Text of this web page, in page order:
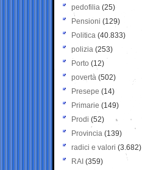
pedofilia (25)
Pensioni (129)
Politica (40.833)
polizia (253)
Porto (12)
povertà (502)
Presepe (14)
Primarie (149)
Prodi (52)
Provincia (139)
radici e valori (3.682)
RAI (359)